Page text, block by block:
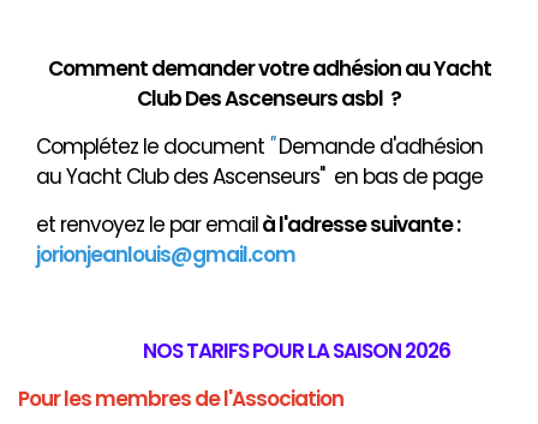
Comment demander votre adhésion au Yacht
Club Des Ascenseurs asbl ?
Complétez le document "Demande d'adhésion
au Yacht Club des Ascenseurs" en bas de page
et renvoyez le par emailàl'adresse suivante :
jorionjeanlouis@gmail.com
NOS TARIFS POUR LA SAISON 2026
Pour les membres de l'Association